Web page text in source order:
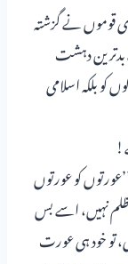
قوموں نے گزشتہ
بدترین دہشت
بلکہ اسلامی
کو عورتوں
نہیں، اسے بس
تو خود ہی عورت